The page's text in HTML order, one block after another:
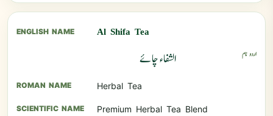
Al Shifa Tea
الشفاء چائے
Herbal Tea
Premium Herbal Tea Blend